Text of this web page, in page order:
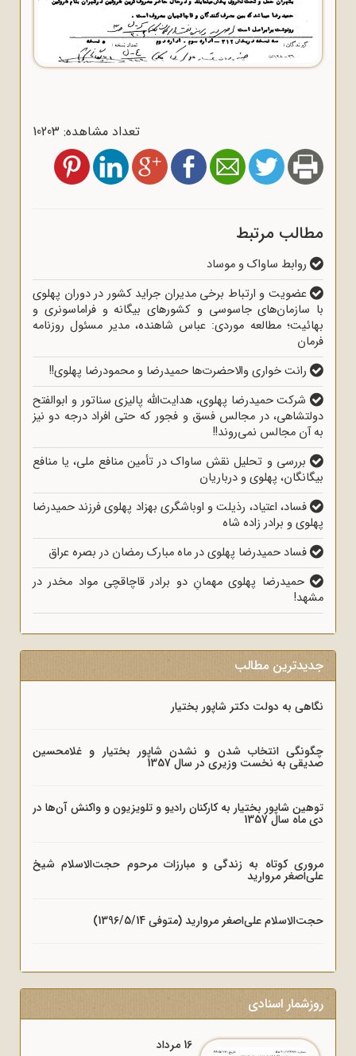
تعداد مشاهده: 10203
مطالب مرتبط
روابط ساواک و موساد
عضویت و ارتباط برخی مدیران جراید کشور در دوران پهلوی
با سازمان‌های جاسوسی و کشورهای بیگانه و فراماسونری و
بهائیت؛ مطالعه موردی: عباس شاهنده، مدیر مسئول روزنامه
فرمان
رانت خواری والاحضرت‌ها حمیدرضا و محمودرضا پهلوی!!
شرکت حمیدرضا پهلوی، هدایت‌الله پالیزی سناتور و ابوالفتح
دولتشاهی، در مجالس فسق و فجور که حتی افراد درجه دو نیز
به آن مجالس نمی‌روند!!
بررسی و تحلیل نقش ساواک در تأمین منافع ملی، یا منافع
بیگانگان، پهلوی و درباریان
فساد، اعتیاد، رذیلت و اوباشگری بهزاد پهلوی فرزند حمیدرضا
پهلوی و برادر زاده شاه
فساد حمیدرضا پهلوی در ماه مبارک رمضان در بصره عراق
حمیدرضا پهلوی مهمانِ دو برادر قاچاقچی مواد مخدر در
مشهد!
جدیدترین مطالب
نگاهی به دولت دکتر شاپور بختیار
چگونگی انتخاب شدن و نشدن شاپور بختیار و غلامحسین
صدیقی به نخست وزیری در سال 1357
توهین شاپور بختیار به کارکنان رادیو و تلویزیون و واکنش آن‌ها در
دی ماه سال 1357
مروری کوتاه به زندگی و مبارزات مرحوم حجت‌الاسلام شیخ
علی‌اصغر مروارید
حجت‌الاسلام علی‌اصغر مروارید (متوفی 1396/5/14)
روزشمار اسنادی
16 مرداد